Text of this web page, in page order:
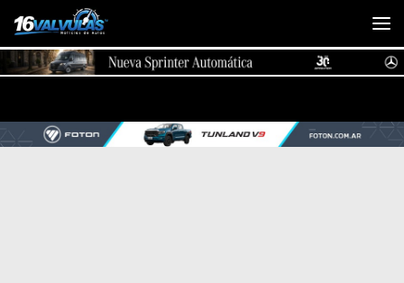
Saltar al contenido